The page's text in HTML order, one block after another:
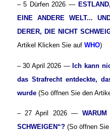
– 5 Dürfen 2026 —
EINE ANDERE WELT...
DERER, DIE NICHT
Artikel Klicken Sie auf WHO)
– 30 April 2026 —Ich kann
das Strafrecht entdeckte,
wurde (So öffnen Sie den
– 27 April 2026 —
SCHWEIGEN“? (So öffnen